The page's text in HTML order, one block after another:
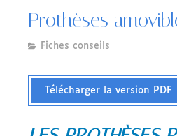
Prothèses
Fiches conseils
Télécharger la version PDF